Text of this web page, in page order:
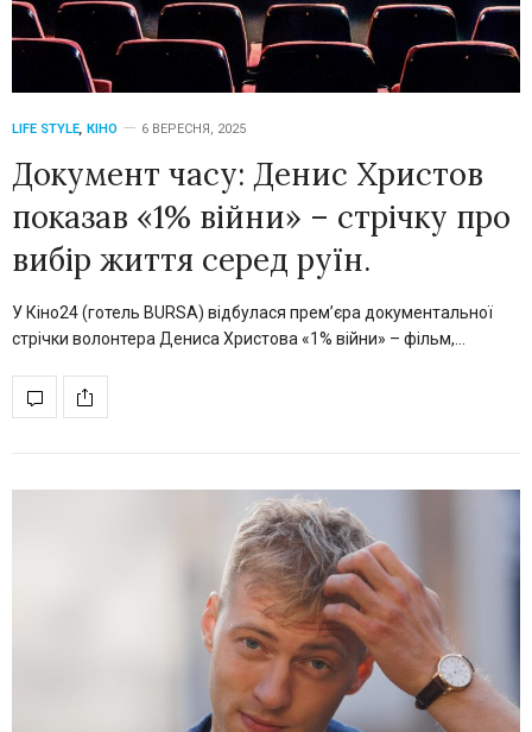
LIFE STYLE, КІНО 6 ВЕРЕСНЯ, 2025
Документ часу: Денис Христов
показав «1% війни» – стрічку про
вибір життя серед руїн.
У Кіно24 (готель BURSA) відбулася прем’єра документальної
стрічки волонтера Дениса Христова «1% війни» – фільм,…